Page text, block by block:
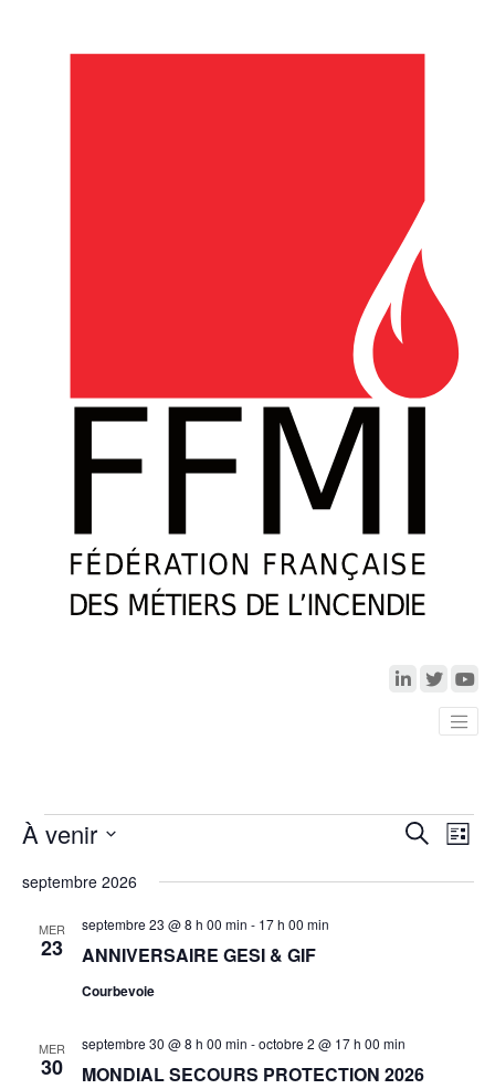
Évènements Recherche
de
Liste
À venir
une
septembre 2026
MER
23 ANNIVERSAIRE GESI & GIF
septembre 23 @ 8 h 00 min - 17 h 00 min
Courbevoie
MER
30 MONDIAL SECOURS PROTECTION 2026
septembre 30 @ 8 h 00 min -octobre 2 @ 17 h 00 min